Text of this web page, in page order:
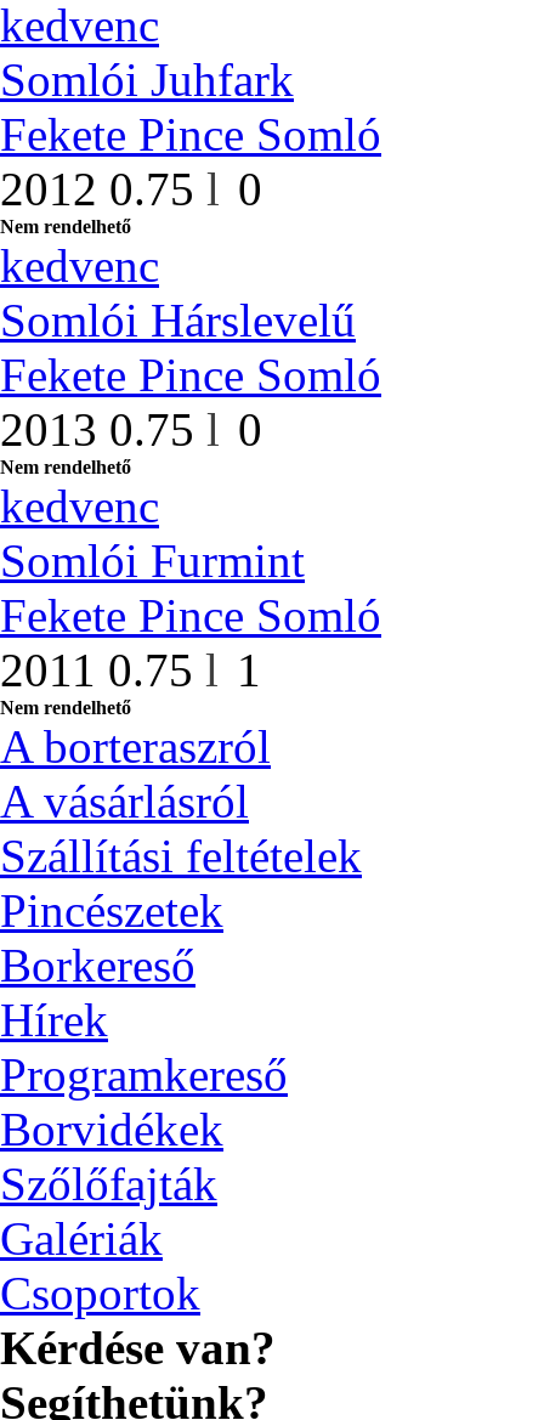
kedvenc
Somlói Juhfark
Fekete Pince Somló
2012 0.75 l 0
Nem rendelhető
kedvenc
Somlói Hárslevelű
Fekete Pince Somló
2013 0.75 l 0
Nem rendelhető
kedvenc
Somlói Furmint
Fekete Pince Somló
2011 0.75 l 1
Nem rendelhető
A borteraszról
A vásárlásról
Szállítási feltételek
Pincészetek
Borkereső
Hírek
Programkereső
Borvidékek
Szőlőfajták
Galériák
Csoportok
Kérdése van?
Segíthetünk?